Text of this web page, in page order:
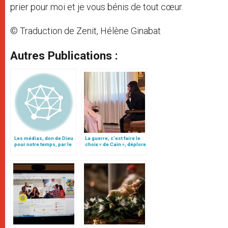
prier pour moi et je vous bénis de tout cœur.
© Traduction de Zenit, Hélène Ginabat
Autres Publications :
Les médias, don de Dieu
pour notre temps, par le
La guerre, c’est faire le
choix « de Caïn », déplore